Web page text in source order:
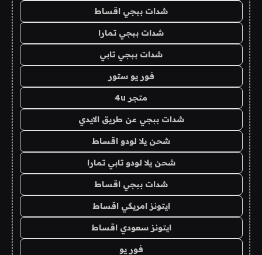
شدات ببجي اقساط
شدات ببجي تمارا
شدات ببجي تابي
فور يو ستور
متجر 4u
شدات ببجي عن طريق الايدي
شحن يلا لودو اقساط
شحن يلا لودو تابي تمارا
شدات ببجي اقساط
ايتونز امريكي اقساط
ايتونز سعودي اقساط
فور يو